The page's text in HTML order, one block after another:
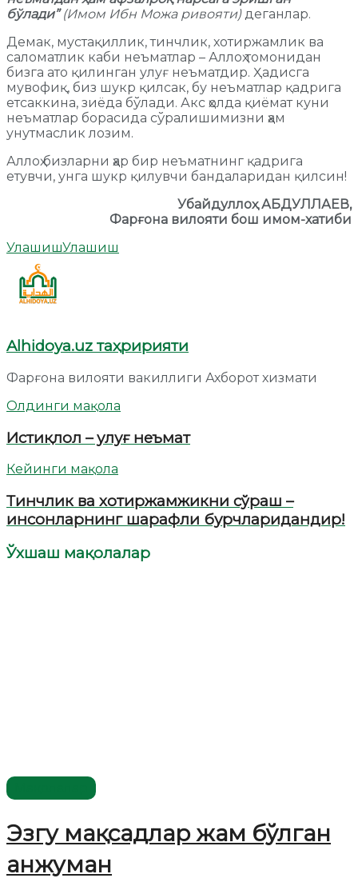
бўлади” (Имом Ибн Можа ривояти)деганлар.
Демак, мустақиллик, тинчлик, хотиржамлик ва
саломатлик каби неъматлар – Аллоҳ томонидан
бизга ато қилинган улуғ неъматдир. Ҳадисга
мувофиқ, биз шукр қилсак, бу неъматлар қадрига
етсаккина, зиёда бўлади. Акс ҳолда қиёмат куни
неъматлар борасида сўралишимизни ҳам
унутмаслик лозим.
Аллоҳ бизларни ҳар бир неъматнинг қадрига
етувчи, унга шукр қилувчи бандаларидан қилсин!
Убайдуллоҳ АБДУЛЛАЕВ,
Фарғона вилояти бош имом-хатиби
УлашишУлашиш
Alhidoya.uz таҳририяти
Фарғона вилояти вакиллиги Ахборот хизмати
Олдинги мақола
Истиқлол – улуғ неъмат
Кейинги мақола
Тинчлик ва хотиржамжикни сўраш –
инсонларнинг шарафли бурчларидандир!
Ўхшаш мақолалар
Эзгу мақсадлар жам бўлган
анжуман